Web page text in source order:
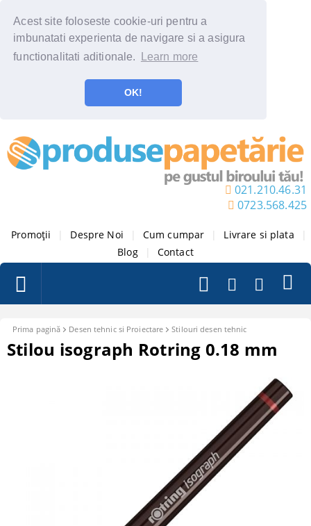
Acest site foloseste cookie-uri pentru a
imbunatati experienta de navigare si a asigura
functionalitati aditionale.
Learn more
OK!
021.210.46.31
0723.568.425
Promoții Despre Noi Cum cumpar Livrare si plata
Blog
Contact
Prima pagină Desen tehnic si Proiectare Stilouri desen tehnic
Stilou isograph Rotring 0.18 mm